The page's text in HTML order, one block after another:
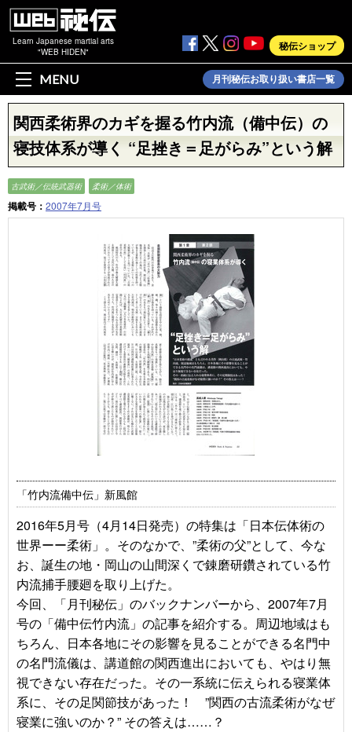
Learn Japanese martial arts
"WEB HIDEN"
秘伝ショップ
MENU 月刊秘伝お取り扱い書店一覧
関西柔術界のカギを握る竹内流（備中伝）の
寝技体系が導く “足挫き＝足がらみ”という解
古武術／伝統武器術 柔術／体術
掲載号： 2007年7月号
「竹内流備中伝」新風館
2016年5月号（4月14日発売）の特集は「日本伝体術の
世界ーー柔術」。そのなかで、”柔術の父”として、今な
お、誕生の地・岡山の山間深くで錬磨研鑽されている竹
内流捕手腰廻を取り上げた。
今回、「月刊秘伝」のバックナンバーから、2007年7月
号の「備中伝竹内流」の記事を紹介する。周辺地域はも
ちろん、日本各地にその影響を見ることができる名門中
の名門流儀は、講道館の関西進出においても、やはり無
視できない存在だった。その一系統に伝えられる寝業体
系に、その足関節技があった！ ”関西の古流柔術がなぜ
寝業に強いのか？” その答えは……？